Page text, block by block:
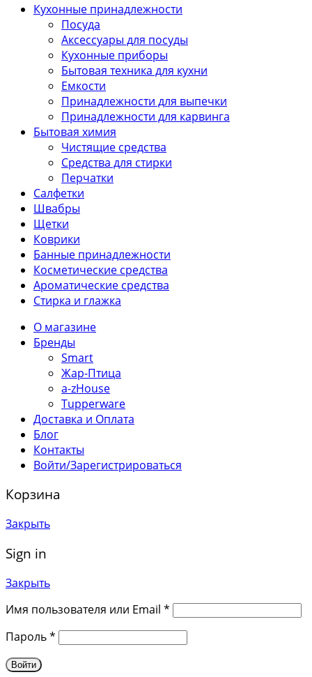
Кухонные принадлежности
Посуда
Аксессуары для посуды
Кухонные приборы
Бытовая техника для кухни
Емкости
Принадлежности для выпечки
Принадлежности для карвинга
Бытовая химия
Чистящие средства
Средства для стирки
Перчатки
Салфетки
Швабры
Щетки
Коврики
Банные принадлежности
Косметические средства
Ароматические средства
Стирка и глажка
О магазине
Бренды
Smart
Жар-Птица
a-zHouse
Tupperware
Доставка и Оплата
Блог
Контакты
Войти/Зарегистрироваться
Корзина
Закрыть
Sign in
Закрыть
Имя пользователя или Email *
Пароль*
Войти